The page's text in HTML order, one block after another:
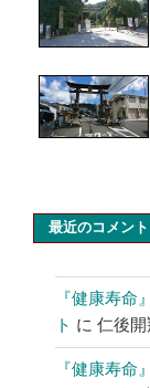
最近のコメント
『健康寿命
ト に 仁後開
『健康寿命